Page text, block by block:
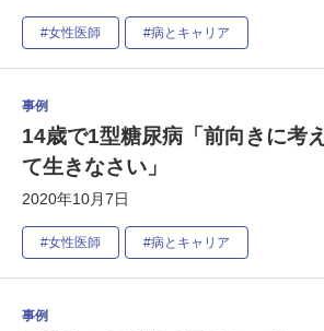
#女性医師 #病とキャリア
事例
14歳で1型糖尿病「前向きに考え
て生きなさい」
2020年10月7日
#女性医師 #病とキャリア
事例